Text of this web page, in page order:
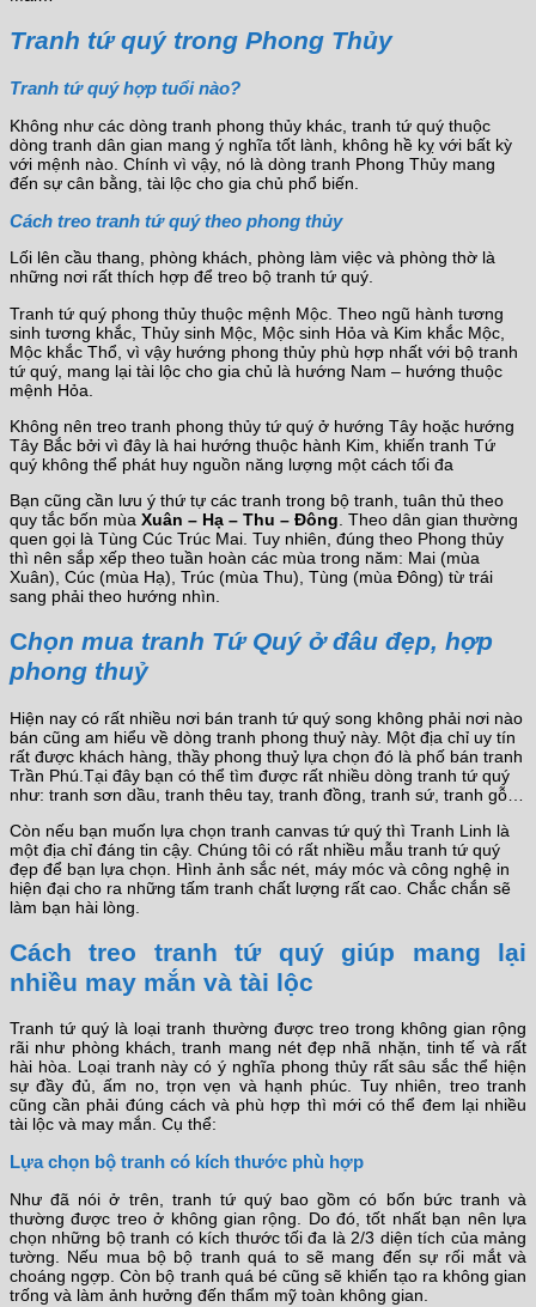
Tranh tứ quý trong Phong Thủy
Tranh tứ quý hợp tuổi nào?
Không như các dòng tranh phong thủy khác, tranh tứ quý thuộc
dòng tranh dân gian mang ý nghĩa tốt lành, không hề kỵ với bất kỳ
với mệnh nào. Chính vì vậy, nó là dòng tranh Phong Thủy mang
đến sự cân bằng, tài lộc cho gia chủ phổ biến.
Cách treo tranh tứ quý theo phong thủy
Lối lên cầu thang, phòng khách, phòng làm việc và phòng thờ là
những nơi rất thích hợp để treo bộ tranh tứ quý.
Tranh tứ quý phong thủy thuộc mệnh Mộc. Theo ngũ hành tương
sinh tương khắc, Thủy sinh Mộc, Mộc sinh Hỏa và Kim khắc Mộc,
Mộc khắc Thổ, vì vậy hướng phong thủy phù hợp nhất với bộ tranh
tứ quý, mang lại tài lộc cho gia chủ là hướng Nam – hướng thuộc
mệnh Hỏa.
Không nên treo tranh phong thủy tứ quý ở hướng Tây hoặc hướng
Tây Bắc bởi vì đây là hai hướng thuộc hành Kim, khiến tranh Tứ
quý không thể phát huy nguồn năng lượng một cách tối đa
Bạn cũng cần lưu ý thứ tự các tranh trong bộ tranh, tuân thủ theo
quy tắc bốn mùa Xuân – Hạ – Thu – Đông . Theo dân gian thường
quen gọi là Tùng Cúc Trúc Mai. Tuy nhiên, đúng theo Phong thủy
thì nên sắp xếp theo tuần hoàn các mùa trong năm: Mai (mùa
Xuân), Cúc (mùa Hạ), Trúc (mùa Thu), Tùng (mùa Đông) từ trái
sang phải theo hướng nhìn.
Chọn mua tranh Tứ Quý ở đâu đẹp, hợp
phong thuỷ
Hiện nay có rất nhiều nơi bán tranh tứ quý song không phải nơi nào
bán cũng am hiểu về dòng tranh phong thuỷ này. Một địa chỉ uy tín
rất được khách hàng, thầy phong thuỷ lựa chọn đó là phố bán tranh
Trần Phú.Tại đây bạn có thể tìm được rất nhiều dòng tranh tứ quý
như: tranh sơn dầu, tranh thêu tay, tranh đồng, tranh sứ, tranh gỗ…
Còn nếu bạn muốn lựa chọn tranh canvas tứ quý thì Tranh Linh là
một địa chỉ đáng tin cậy. Chúng tôi có rất nhiều mẫu tranh tứ quý
đẹp để bạn lựa chọn. Hình ảnh sắc nét, máy móc và công nghệ in
hiện đại cho ra những tấm tranh chất lượng rất cao. Chắc chắn sẽ
làm bạn hài lòng.
Cách treo tranh tứ quý giúp mang lại
nhiều may mắn và tài lộc
Tranh tứ quý là loại tranh thường được treo trong không gian rộng
rãi như phòng khách, tranh mang nét đẹp nhã nhặn, tinh tế và rất
hài hòa. Loại tranh này có ý nghĩa phong thủy rất sâu sắc thể hiện
sự đầy đủ, ấm no, trọn vẹn và hạnh phúc. Tuy nhiên, treo tranh
cũng cần phải đúng cách và phù hợp thì mới có thể đem lại nhiều
tài lộc và may mắn. Cụ thể:
Lựa chọn bộ tranh có kích thước phù hợp
Như đã nói ở trên, tranh tứ quý bao gồm có bốn bức tranh và
thường được treo ở không gian rộng. Do đó, tốt nhất bạn nên lựa
chọn những bộ tranh có kích thước tối đa là 2/3 diện tích của mảng
tường. Nếu mua bộ bộ tranh quá to sẽ mang đến sự rối mắt và
choáng ngợp. Còn bộ tranh quá bé cũng sẽ khiến tạo ra không gian
trống và làm ảnh hưởng đến thẩm mỹ toàn không gian.